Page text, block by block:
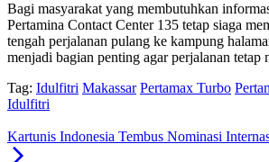
Bagi masyarakat yang membutuhkan
Pertamina Contact Center 135 tetap siaga
tengah perjalanan pulang ke kampung
menjadi bagian penting agar perjalanan tetap
Tag: Idulfitri Makassar Pertamax Turbo
Idulfitri
Kartunis Indonesia Tembus Nominasi